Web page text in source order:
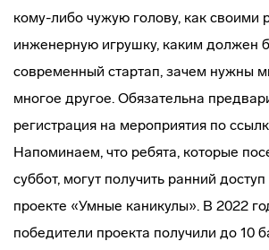
кому-либо чужую голову, как своими
инженерную игрушку, каким должен
современный стартап, зачем нужны
многое другое. Обязательна
регистрация на мероприятия по
Напоминаем, что ребята, которые
суббот, могут получить ранний
проекте «Умные каникулы». В 2022
победители проекта получили до 10